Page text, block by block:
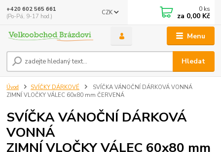
Menu
CZK
Hledat
+420 602 565 661
(Po-Pá, 9-17 hod.)
0 ks
za 0,00 Kč
Úvod SVÍČKY DÁRKOVÉ
SVÍČKA VÁNOČNÍ DÁRKOVÁ VONNÁ
ZIMNÍ VLOČKY VÁLEC 60x80 mm ČERVENÁ
SVÍČKA VÁNOČNÍ DÁRKOVÁ
VONNÁ
ZIMNÍ VLOČKY VÁLEC 60x80 mm